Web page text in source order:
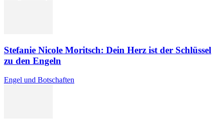
Stefanie Nicole Moritsch: Dein Herz ist der Schlüssel
zu den Engeln
Engel und Botschaften